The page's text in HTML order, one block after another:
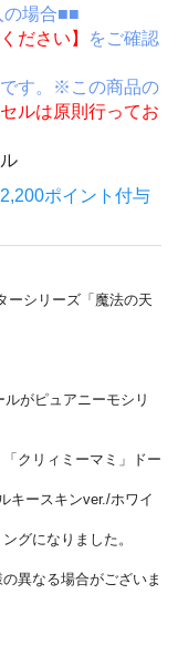
の場合■■
ださい】
をご確認
です。※この商品の
ルは原則行ってお
ポイント付与
ーシリーズ「魔法の天
がピュアニーモシリ
クリィミーマミ」ドー
キースキンver./ホワイ
グになりました。
異なる場合がございま